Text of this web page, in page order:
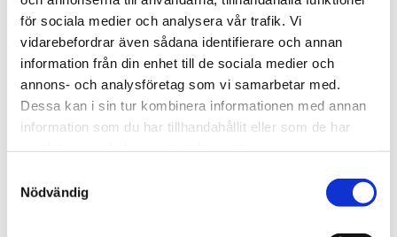
för sociala medier och analysera vår trafik. Vi
vidarebefordrar även sådana identifierare och annan
information från din enhet till de sociala medier och
annons- och analysföretag som vi samarbetar med.
Dessa kan i sin tur kombinera informationen med annan
information som du har tillhandahållit eller som de har
Nödvändig